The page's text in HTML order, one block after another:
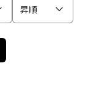
昇順